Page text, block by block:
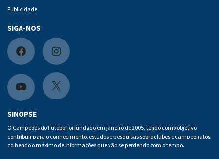
Publicidade
SIGA-NOS
F
a
c
e
b
o
I
n
s
a
g
Y
o
u
t
X
SINOPSE
O Campeões do Futebol foi fundado em janeiro de 2005, tendo como objetivo
contribuir para o conhecimento, estudos e pesquisas sobre clubes e campeonatos,
colhendo o máximo de informações que vão se perdendo com o tempo.